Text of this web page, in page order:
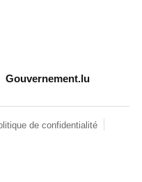
Gouvernement.lu
de confidentialité